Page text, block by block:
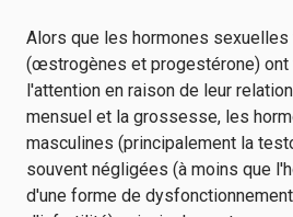
Alors que les hormones
(œstrogènes et progestérone) ont
l'attention en raison de leur
mensuel et la grossesse, les
masculines (principalement la
souvent négligées (à moins que
d'une forme de